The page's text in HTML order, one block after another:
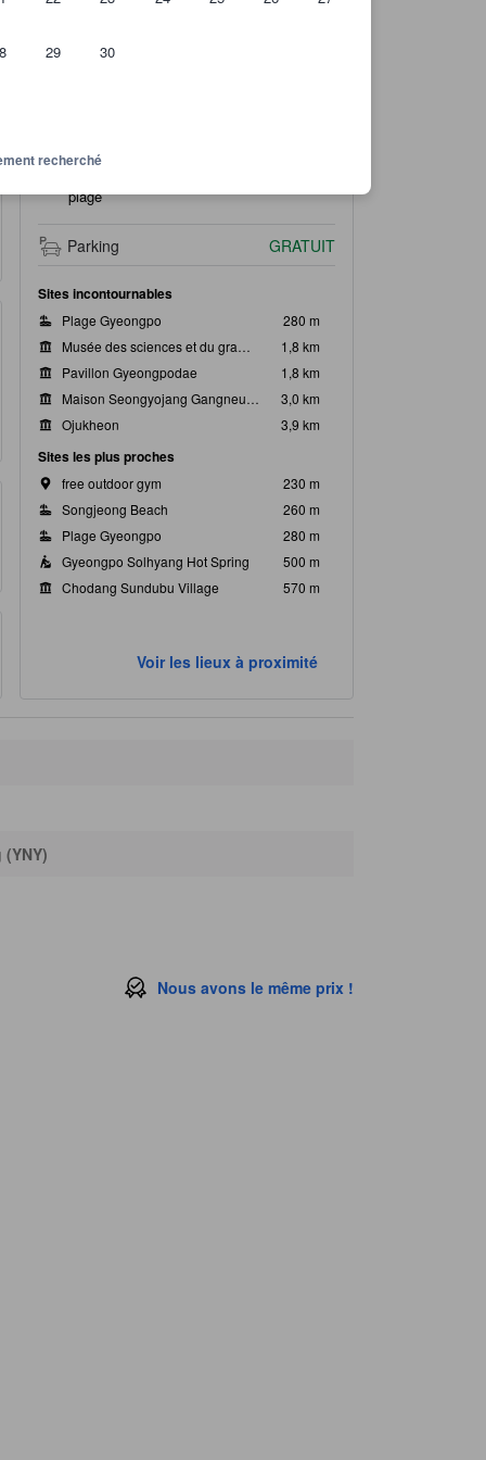
29 30
recherché
plage
Parking GRATUIT
Sites incontournables
Plage Gyeongpo
280 m
Musée des sciences et du gramophone Charmsori
1,8 km
Pavillon Gyeongpodae
1,8 km
Maison Seongyojang Gangneung
3,0 km
Ojukheon
3,9 km
Sites les plus proches
free outdoor gym
230 m
Songjeong Beach
260 m
Plage Gyeongpo
280 m
Gyeongpo Solhyang Hot Spring
500 m
Chodang Sundubu Village
570 m
Voir les lieux à proximité
Nous avons le même prix !